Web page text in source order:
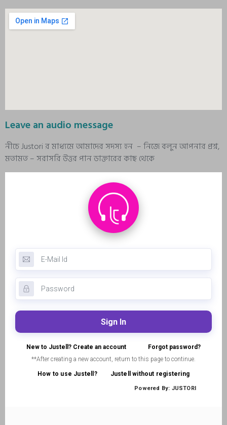
Leave an audio message
নীচে Justori র মাধ্যমে আমাদের সদস্য হন – নিজে বলুন আপনার প্রশ্ন,
মতামত – সরাসরি উত্তর পান ডাক্তারের কাছ থেকে